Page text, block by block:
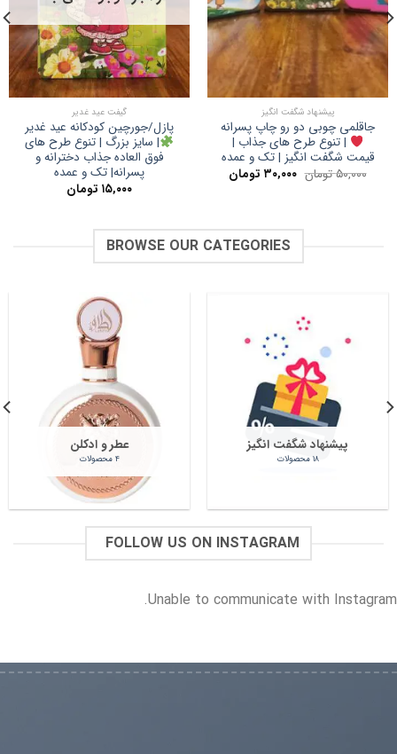
پیشنهاد شگفت انگیز
جاقلمی چوبی دو رو چاپ پسرانه
| تنوع طرح های جذاب |
قیمت شگفت انگیز | تک و عمده
۵۰,۰۰۰تومان قیمت
اصلی:
۳۰,۰۰۰ تومانقیمت
فعلی:
گیفت عید غدیر
پازل/جورچین کودکانه عید غدیر
| سایز بزرگ | تنوع طرح های
فوق العاده جذاب دخترانه و
پسرانه| تک و عمده
۱۵,۰۰۰ تومان
BROWSE OUR CATEGORIES
پیشنهاد شگفت انگیز
۱۸ محصولات
عطر و ادکلن
۴ محصولات
FOLLOW US ON INSTAGRAM
Unable to communicate with Instagram.